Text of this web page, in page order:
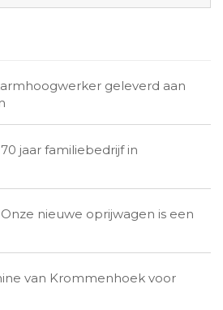
geleverd aan
jaar familiebedrijf in
nieuwe oprijwagen is een
van Krommenhoek voor